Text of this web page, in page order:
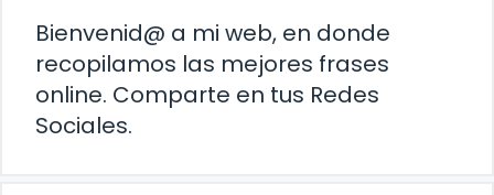
Bienvenid@ a mi web, en donde
recopilamos las mejores frases
online. Comparte en tus Redes
Sociales.